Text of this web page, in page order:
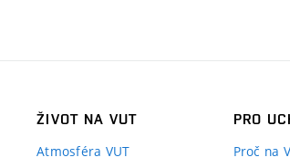
ŽIVOT NA VUT
Atmosféra VUT
PRO
Proč na